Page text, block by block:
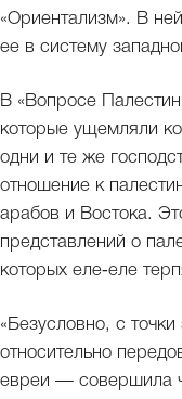
«Ориентализм». В
ее в систему
В «Вопросе
которые ущемляли
одни и те же
отношение к
арабов и Востока.
представлений о
которых еле‑еле
«Безусловно, с
относительно
евреи — совершила